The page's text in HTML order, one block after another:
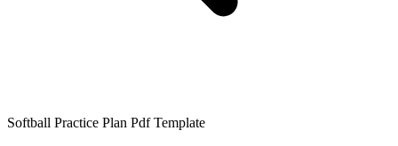
Softball Practice Plan Pdf Template